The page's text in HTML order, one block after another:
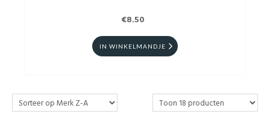
€8.50
IN WINKELMANDJE